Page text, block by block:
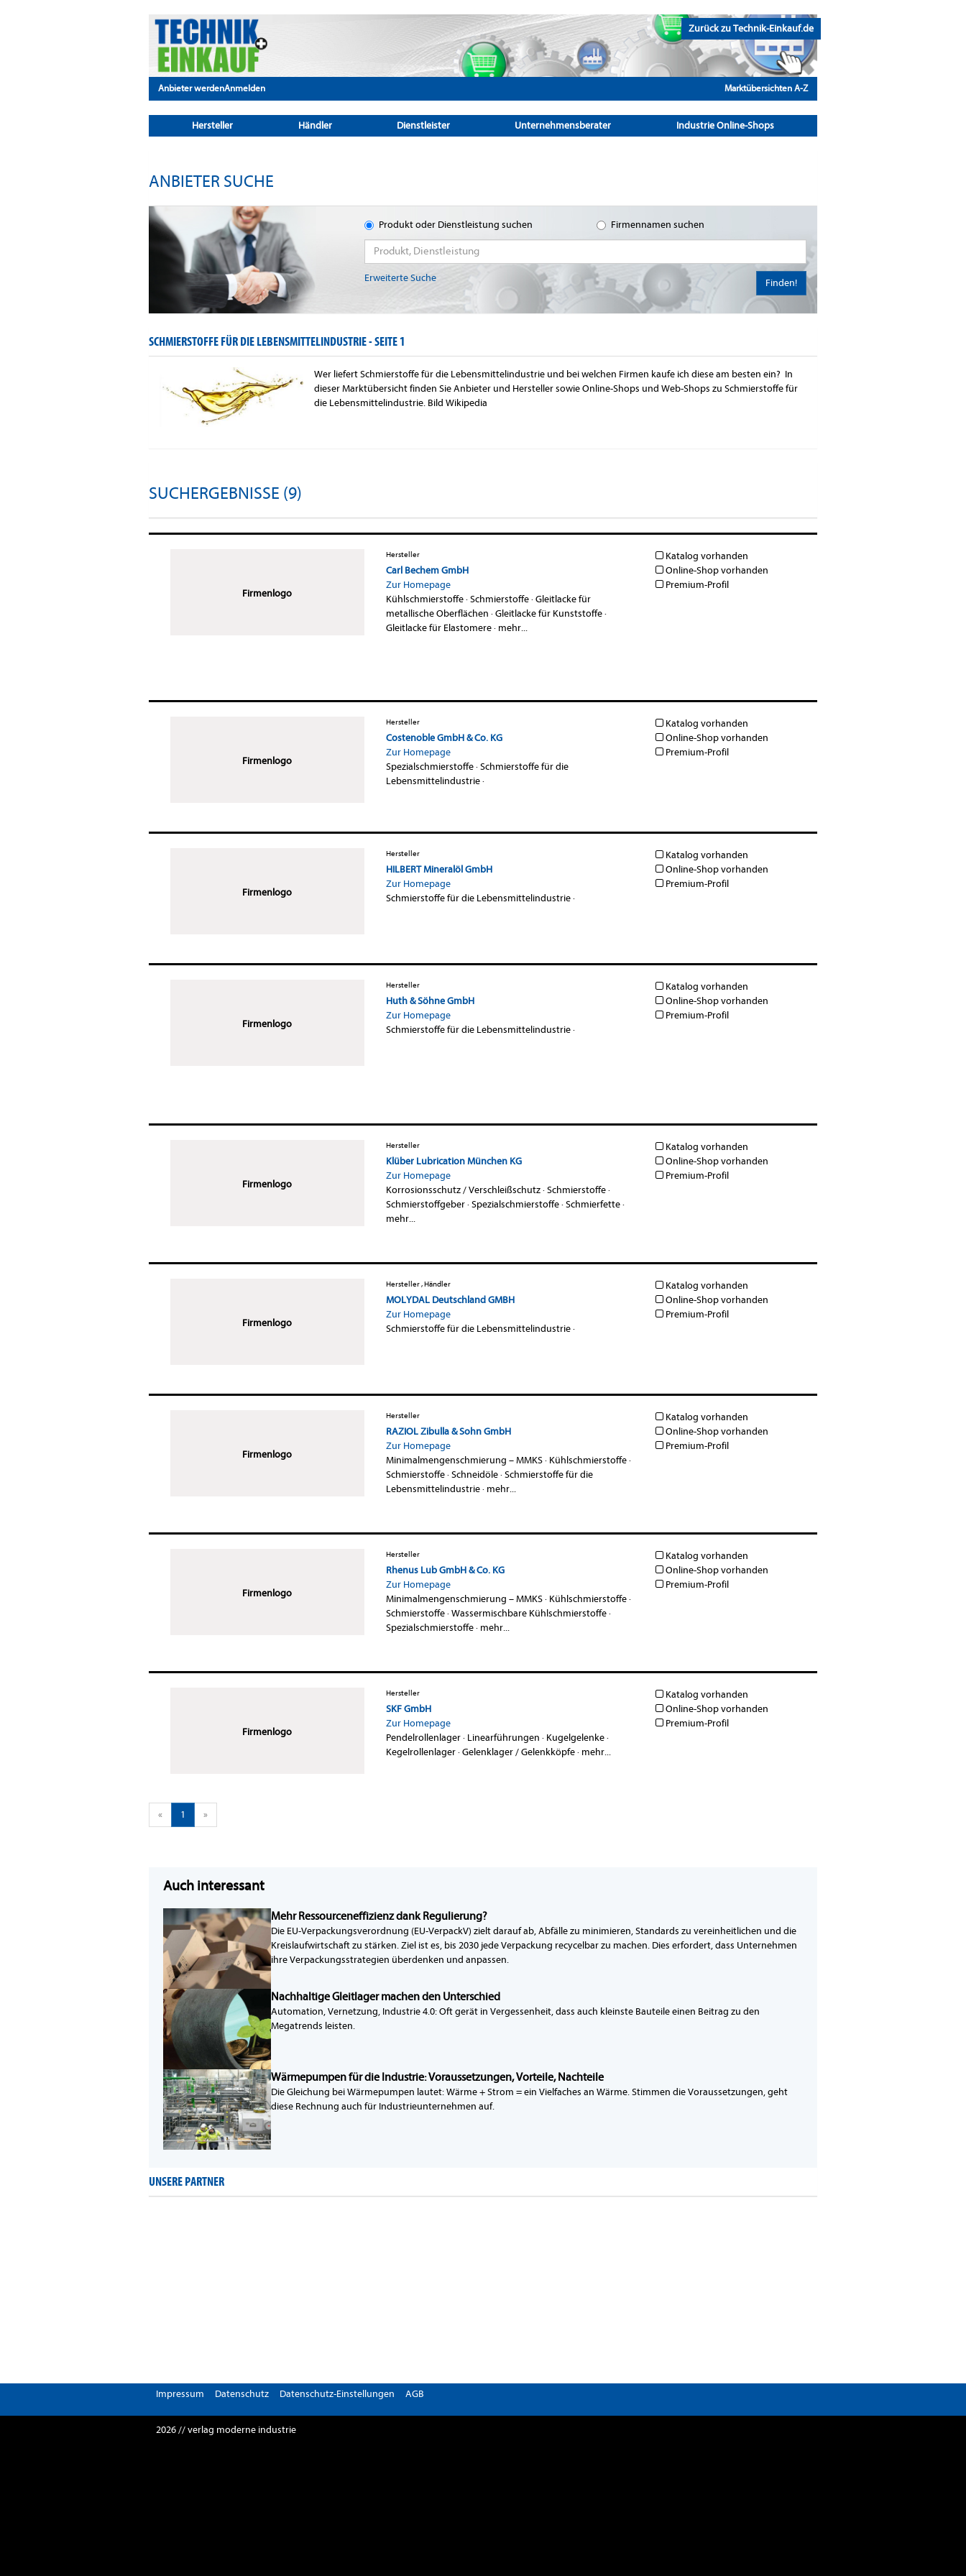
Zurück zu Technik-Einkauf.de
Anbieter werdenAnmelden Marktübersichten A-Z
Hersteller Händler Dienstleister Unternehmensberater Industrie Online-Shops
ANBIETER SUCHE
Produkt oder Dienstleistung suchen Firmennamen suchen
Erweiterte Suche Finden!
SCHMIERSTOFFE FÜR DIE LEBENSMITTELINDUSTRIE -SEITE 1
Wer liefert Schmierstoffe für die Lebensmittelindustrie und bei welchen Firmen kaufe ich diese am besten ein? In
dieser Marktübersicht finden Sie Anbieter und Hersteller sowie Online-Shops und Web-Shops zu Schmierstoffe für
die Lebensmittelindustrie. Bild Wikipedia
SUCHERGEBNISSE (9)
Firmenlogo
Hersteller
Carl Bechem GmbH
Zur Homepage
Kühlschmierstoffe·Schmierstoffe·Gleitlacke für
metallische Oberflächen ·Gleitlacke für Kunststoffe·
Gleitlacke für Elastomere· mehr...
Katalog vorhanden
Online-Shop vorhanden
Premium-Profil
Firmenlogo
Hersteller
Costenoble GmbH & Co. KG
Zur Homepage
Spezialschmierstoffe·Schmierstoffe für die
Lebensmittelindustrie·
Katalog vorhanden
Online-Shop vorhanden
Premium-Profil
Firmenlogo
Hersteller
HILBERT Mineralöl GmbH
Zur Homepage
Schmierstoffe für die Lebensmittelindustrie·
Katalog vorhanden
Online-Shop vorhanden
Premium-Profil
Firmenlogo
Hersteller
Huth & Söhne GmbH
Zur Homepage
Schmierstoffe für die Lebensmittelindustrie·
Katalog vorhanden
Online-Shop vorhanden
Premium-Profil
Firmenlogo
Hersteller
Klüber Lubrication München KG
Zur Homepage
Korrosionsschutz / Verschleißschutz·Schmierstoffe·
Schmierstoffgeber·Spezialschmierstoffe·Schmierfette·
mehr...
Katalog vorhanden
Online-Shop vorhanden
Premium-Profil
Firmenlogo
Hersteller , Händler
MOLYDAL Deutschland GMBH
Zur Homepage
Schmierstoffe für die Lebensmittelindustrie·
Katalog vorhanden
Online-Shop vorhanden
Premium-Profil
Firmenlogo
Hersteller
RAZIOL Zibulla & Sohn GmbH
Zur Homepage
Minimalmengenschmierung – MMKS· Kühlschmierstoffe·
Schmierstoffe·Schneidöle·Schmierstoffe für die
Lebensmittelindustrie· mehr...
Katalog vorhanden
Online-Shop vorhanden
Premium-Profil
Firmenlogo
Hersteller
Rhenus Lub GmbH & Co. KG
Zur Homepage
Minimalmengenschmierung – MMKS· Kühlschmierstoffe·
Schmierstoffe·Wassermischbare Kühlschmierstoffe·
Spezialschmierstoffe· mehr...
Katalog vorhanden
Online-Shop vorhanden
Premium-Profil
Firmenlogo
Hersteller
SKF GmbH
Zur Homepage
Pendelrollenlager· Linearführungen · Kugelgelenke·
Kegelrollenlager·Gelenklager / Gelenkköpfe· mehr...
Katalog vorhanden
Online-Shop vorhanden
Premium-Profil
« 1 »
Auch interessant
Mehr Ressourceneffizienz dank Regulierung?
Die EU-Verpackungsverordnung (EU-VerpackV) zielt darauf ab, Abfälle zu minimieren, Standards zu vereinheitlichen und die
Kreislaufwirtschaft zu stärken. Ziel ist es, bis 2030 jede Verpackung recycelbar zu machen. Dies erfordert, dass Unternehmen
ihre Verpackungsstrategien überdenken und anpassen.
Nachhaltige Gleitlager machen den Unterschied
Automation, Vernetzung, Industrie 4.0: Oft gerät in Vergessenheit, dass auch kleinste Bauteile einen Beitrag zu den
Megatrends leisten.
Wärmepumpen für die Industrie: Voraussetzungen, Vorteile, Nachteile
Die Gleichung bei Wärmepumpen lautet: Wärme + Strom = ein Vielfaches an Wärme. Stimmen die Voraussetzungen, geht
diese Rechnung auch für Industrieunternehmen auf.
UNSERE PARTNER
Impressum Datenschutz Datenschutz-Einstellungen AGB
2026 // verlag moderne industrie